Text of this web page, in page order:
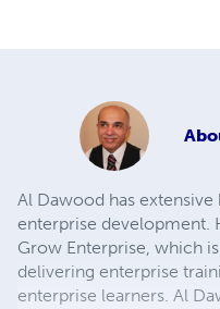
Al Dawood has
enterprise development.
Grow Enterprise, which
delivering enterprise
enterprise learners. Al